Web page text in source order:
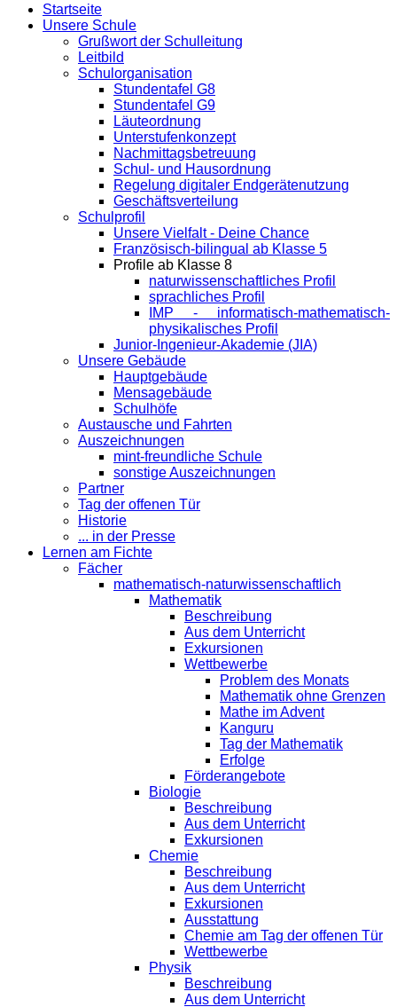
Startseite
Unsere Schule
Grußwort der Schulleitung
Leitbild
Schulorganisation
Stundentafel G8
Stundentafel G9
Läuteordnung
Unterstufenkonzept
Nachmittagsbetreuung
Schul- und Hausordnung
Regelung digitaler Endgeräte­nutzung
Geschäftsverteilung
Schulprofil
Unsere Vielfalt - Deine Chance
Französisch-bilingual ab Klasse 5
Profile ab Klasse 8
naturwissenschaftliches Profil
sprachliches Profil
IMP - informatisch-mathematisch-
physikalisches Profil
Junior-Ingenieur-Akademie (JIA)
Unsere Gebäude
Hauptgebäude
Mensagebäude
Schulhöfe
Austausche und Fahrten
Auszeichnungen
mint-freundliche Schule
sonstige Auszeichnungen
Partner
Tag der offenen Tür
Historie
... in der Presse
Lernen am Fichte
Fächer
mathematisch-naturwissenschaftlich
Mathematik
Beschreibung
Aus dem Unterricht
Exkursionen
Wettbewerbe
Problem des Monats
Mathematik ohne Grenzen
Mathe im Advent
Kanguru
Tag der Mathematik
Erfolge
Förderangebote
Biologie
Beschreibung
Aus dem Unterricht
Exkursionen
Chemie
Beschreibung
Aus dem Unterricht
Exkursionen
Ausstattung
Chemie am Tag der offenen Tür
Wettbewerbe
Physik
Beschreibung
Aus dem Unterricht